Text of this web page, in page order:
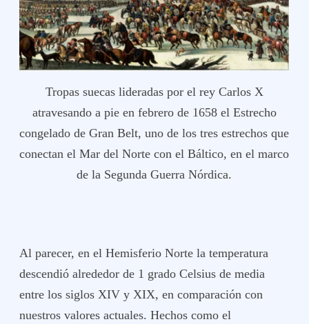
Tropas suecas lideradas por el rey Carlos X
atravesando a pie en febrero de 1658 el Estrecho
congelado de Gran Belt, uno de los tres estrechos que
conectan el Mar del Norte con el Báltico, en el marco
de la Segunda Guerra Nórdica.
Al parecer, en el Hemisferio Norte la temperatura
descendió alrededor de 1 grado Celsius de media
entre los siglos XIV y XIX, en comparación con
nuestros valores actuales. Hechos como el